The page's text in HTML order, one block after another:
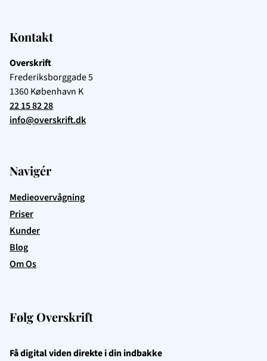
Kontakt
Overskrift
Frederiksborggade 5
1360København K
22 15 82 28
info@overskrift.dk
Navigér
Medieovervågning
Priser
Kunder
Blog
Om Os
Følg Overskrift
Få digital viden direkte i din indbakke